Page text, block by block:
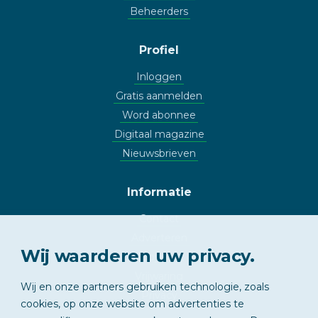
Beheerders
Profiel
Inloggen
Gratis aanmelden
Word abonnee
Digitaal magazine
Nieuwsbrieven
Informatie
Contact
Copyright
Wij waarderen uw privacy.
Wij en onze partners gebruiken technologie, zoals
cookies, op onze website om advertenties te